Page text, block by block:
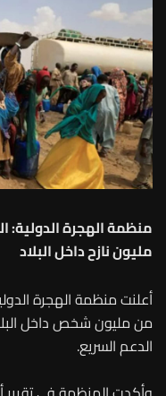
منظمة الهجرة الدولية:
مليون نازح داخل البلاد
أعلنت منظمة الهجرة
من مليون شخص داخل
الدعم السريع.